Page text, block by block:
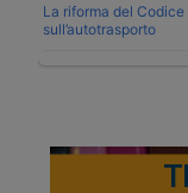
La riforma del
sull’autotrasporto